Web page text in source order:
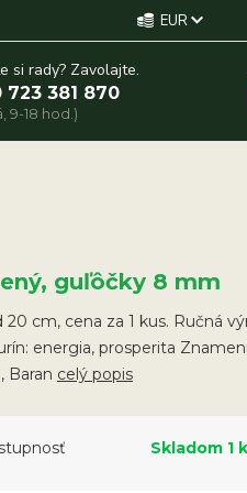
EUR
si rady? Zavolajte.
723 381 870
9-18 hod.)
guľôčky 8 mm
20 cm, cena za 1 kus. Ručná
energia, prosperita
Baran celý popis
Skladom 1